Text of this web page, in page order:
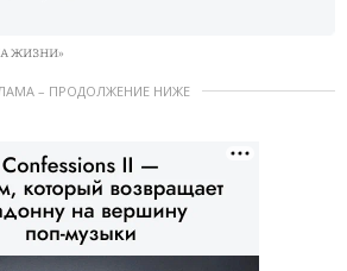
ЖИЗНИ»
– ПРОДОЛЖЕНИЕ НИЖЕ